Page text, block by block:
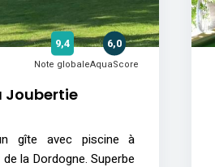
Joubertie
9,4
Note globale
6,0
AquaScore
gîte avec piscine à
la Dordogne. Superbe